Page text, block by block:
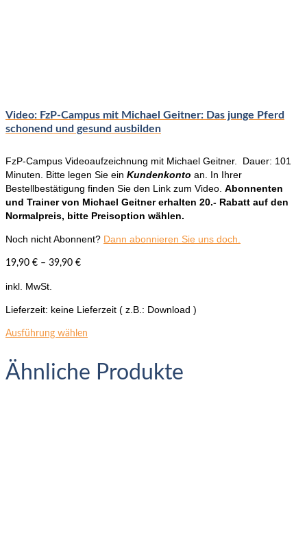
der
Produktseite
Video: FzP-Campus mit Michael Geitner: Das junge Pferd
schonend und gesund ausbilden
FzP-Campus Videoaufzeichnung mit Michael Geitner. Dauer: 101
Minuten. Bitte legen Sie ein Kundenkonto an. In Ihrer
Bestellbestätigung finden Sie den Link zum Video. Abonnenten
und Trainer von Michael Geitner erhalten 20.- Rabatt auf den
Normalpreis, bitte Preisoption wählen.
Noch nicht Abonnent? Dann abonnieren Sie uns doch.
19,90 € – 39,90 €
inkl. MwSt.
Lieferzeit: keine Lieferzeit ( z.B.: Download )
Ausführung wählen
mehrere
Ähnliche Produkte